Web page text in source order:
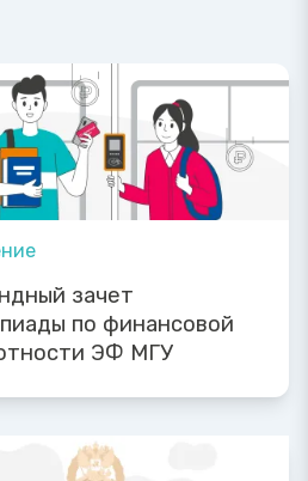
зачет
по финансовой
ЭФ МГУ